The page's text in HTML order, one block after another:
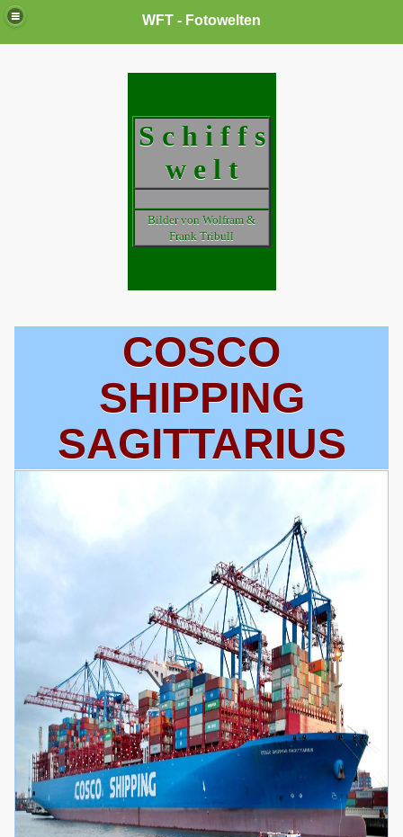
WFT - Fotowelten
S c h i f f s
w e l t
Bilder von Wolfram &
Frank Tribull
COSCO
SHIPPING
SAGITTARIUS